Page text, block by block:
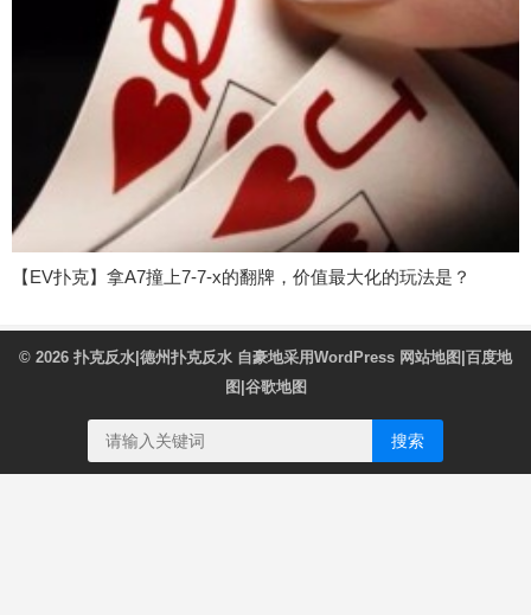
【EV扑克】拿A7撞上7-7-x的翻牌，价值最大化的玩法是？
© 2026 扑克反水|德州扑克反水 自豪地采用WordPress 网站地图 百度地
图 谷歌地图
搜索